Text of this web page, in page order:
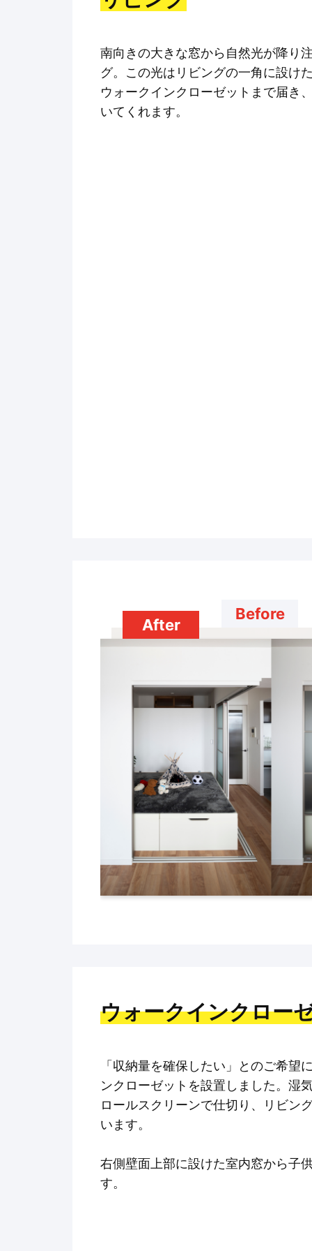
南向きの大きな窓から自然光が降り
グ。この光はリビングの一角に設け
ウォークインクローゼットまで届き
いてくれます。
Before
After
ウォークインクロー
「収納量を確保したい」とのご希望
ンクローゼットを設置しました。湿
ロールスクリーンで仕切り、リビン
います。
右側壁面上部に設けた室内窓から子
す。